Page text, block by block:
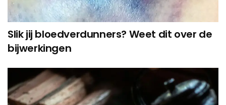
Slik jij bloedverdunners? Weet dit over de
bijwerkingen